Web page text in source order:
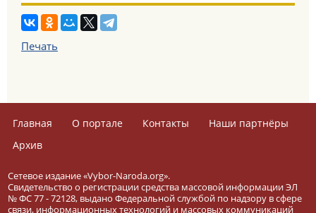
Печать
Главная О портале Контакты
Наши партнёры
Архив
Сетевое издание «Vybor-Naroda.org».
Свидетельство о регистрации средства массовой информации ЭЛ
№ ФС 77 - 72128, выдано Федеральной службой по надзору в сфере
связи, информационных технологий и массовых коммуникаций